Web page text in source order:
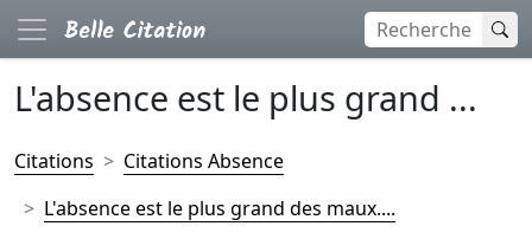
L'absence est le plus grand ...
Citations
Citations Absence
L'absence est le plus grand des maux....